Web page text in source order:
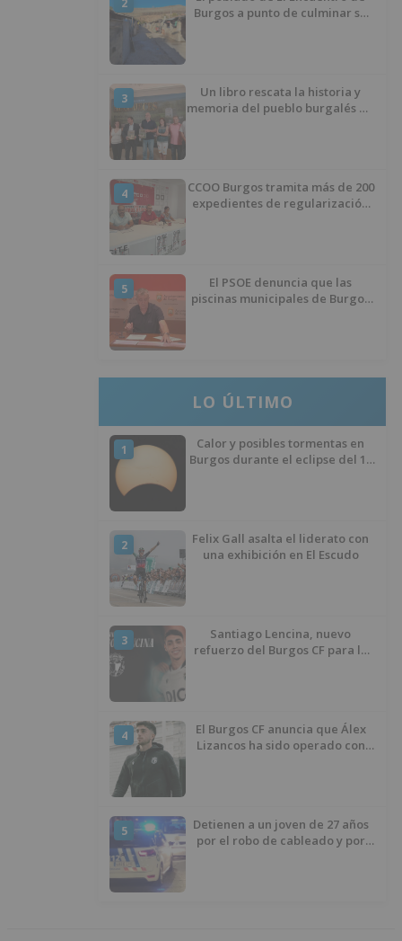
Burgos a punto de culminar su
3
Un libro rescata la historia y
memoria del pueblo burgalés de
4
CCOO Burgos tramita más de 200
expedientes de regularización
5
El PSOE denuncia que las
piscinas municipales de Burgos
LO ÚLTIMO
1
Calor y posibles tormentas en
Burgos durante el eclipse del 12
2
Felix Gall asalta el liderato con
una exhibición en El Escudo
3
Santiago Lencina, nuevo
refuerzo del Burgos CF para la
4
El Burgos CF anuncia que Álex
Lizancos ha sido operado con
5
Detienen a un joven de 27 años
por el robo de cableado y por